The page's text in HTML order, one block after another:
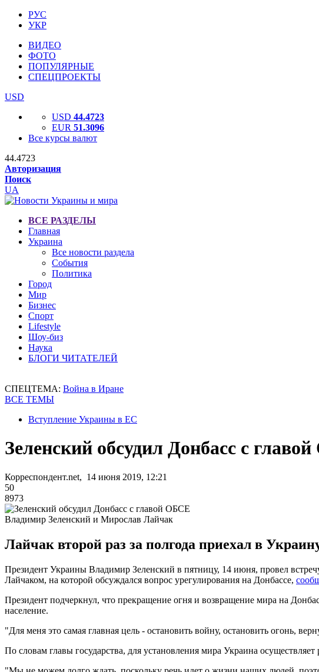
РУС
УКР
ВИДЕО
ФОТО
ПОПУЛЯРНЫЕ
СПЕЦПРОЕКТЫ
USD
USD 44.4723
EUR 51.3096
Все курсы валют
44.4723
Авторизация
Поиск
UA
ВСЕ РАЗДЕЛЫ
Главная
Украина
Все новости раздела
События
Политика
Город
Мир
Бизнес
Спорт
Lifestyle
Шоу-биз
Наука
БЛОГИ ЧИТАТЕЛЕЙ
СПЕЦТЕМА: Война в Иране
ВСЕ ТЕМЫ
Вступление Украины в ЕС
Зеленский обсудил Донбасс с
Корреспондент.net, 14 июня 2019, 12:21
50
8973
Владимир Зеленский и Мирослав Лайчак
Лайчак второй раз за полгода приехал в
Президент Украины Владимир Зеленский в пятницу, 14 июня, провел
Лайчаком, на которой обсуждался вопрос урегулирования на Донбассе,
Президент подчеркнул, что прекращение огня и возвращение мира на
население.
"Для меня это самая главная цель - остановить войну, остановить огонь,
По словам главы государства, для установления мира Украина